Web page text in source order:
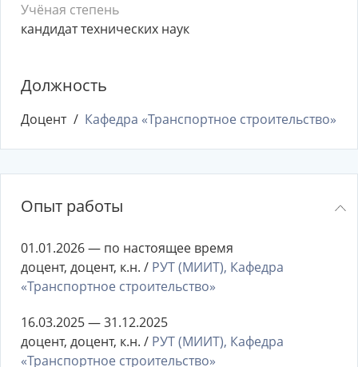
Учёная степень
кандидат технических наук
Должность
Доцент Кафедра «Транспортное строительство»
Опыт работы
01.01.2026 — по настоящее время
доцент, доцент, к.н. / РУТ (МИИТ), Кафедра
«Транспортное строительство»
16.03.2025 — 31.12.2025
доцент, доцент, к.н. / РУТ (МИИТ), Кафедра
«Транспортное строительство»